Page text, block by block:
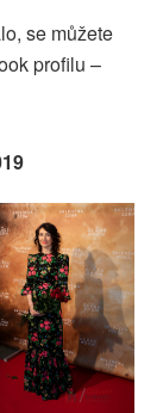
se můžete
profilu –